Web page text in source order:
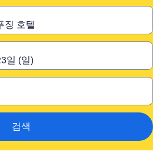
검색